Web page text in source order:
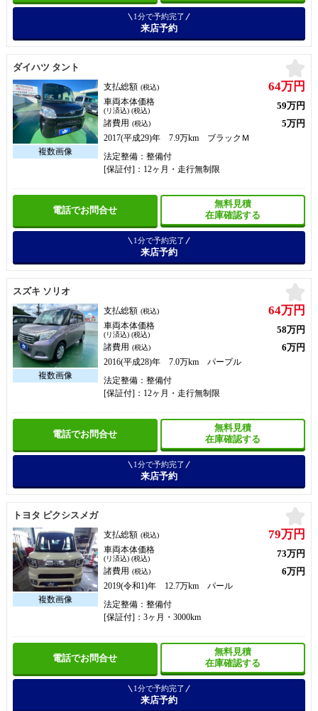
1分で予約完了
来店予約
ダイハツ タント
支払総額 (税込) 64万円
車両本体価格
(リ済込) (税込) 59万円
諸費用 (税込) 5万円
2017(平成29)年 7.9万km ブラックＭ
法定整備：整備付
[保証付]：12ヶ月・走行無制限
電話でお問合せ
無料見積
在庫確認する
1分で予約完了
来店予約
スズキ ソリオ
支払総額 (税込) 64万円
車両本体価格
(リ済込) (税込) 58万円
諸費用 (税込) 6万円
2016(平成28)年 7.0万km パープル
法定整備：整備付
[保証付]：12ヶ月・走行無制限
電話でお問合せ
無料見積
在庫確認する
1分で予約完了
来店予約
トヨタ ピクシスメガ
支払総額 (税込) 79万円
車両本体価格
(リ済込) (税込) 73万円
諸費用 (税込) 6万円
2019(令和1)年 12.7万km パール
法定整備：整備付
[保証付]：3ヶ月・3000km
電話でお問合せ
無料見積
在庫確認する
1分で予約完了
来店予約